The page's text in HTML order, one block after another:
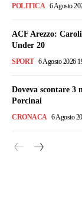
POLITICA 6 Agosto
ACF Arezzo:
Under 20
SPORT 6 Agosto 2026
Doveva scontare 3
Porcinai
CRONACA 6 Agosto